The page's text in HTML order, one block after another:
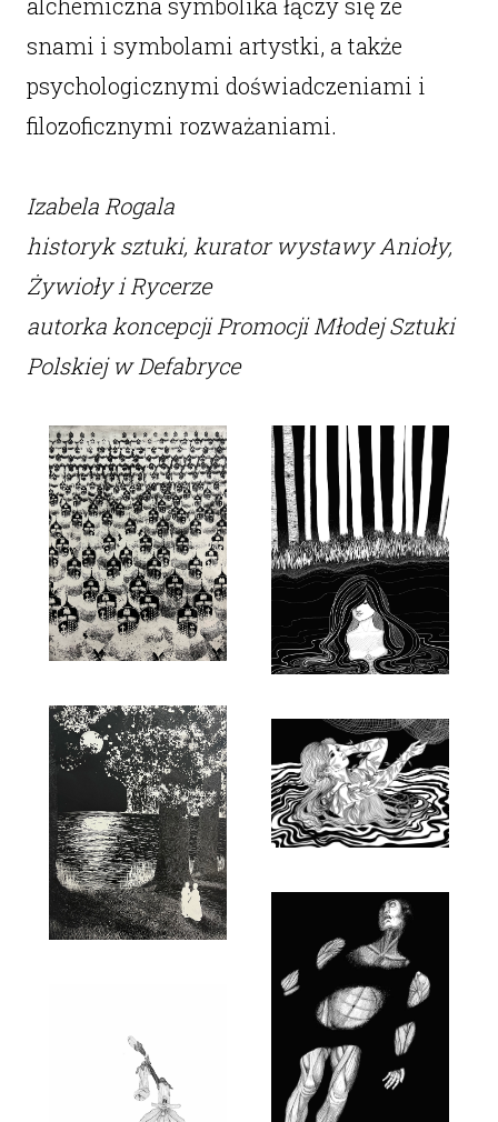
snami i symbolami artystki, a także
psychologicznymi doświadczeniami i
filozoficznymi rozważaniami.
Izabela Rogala
historyk sztuki, kurator wystawy Anioły,
Żywioły i Rycerze
autorka koncepcji Promocji Młodej Sztuki
Polskiej w Defabryce